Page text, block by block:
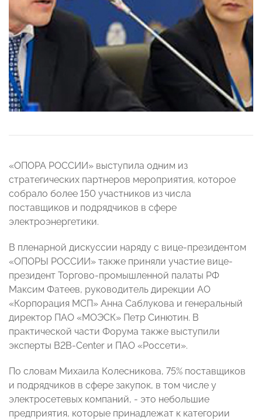
«ОПОРА РОССИИ» выступила одним из
стратегических партнеров мероприятия, которое
собрало более 150 участников из числа
поставщиков и подрядчиков в сфере
электроэнергетики.
В пленарной дискуссии наряду с вице-президентом
«ОПОРЫ РОССИИ» также приняли участие вице-
президент Торгово-промышленной палаты РФ
Максим Фатеев, руководитель дирекции АО
«Корпорация МСП» Анна Саблукова и генеральный
директор ПАО «МОЭСК» Петр Синютин. В
практической части Форума также выступили
эксперты B2B-Center и ПАО «Россети».
По словам Михаила Колесникова, 75% поставщиков
и подрядчиков в сфере закупок, в том числе у
электросетевых компаний, - это небольшие
предприятия, которые принадлежат к категории